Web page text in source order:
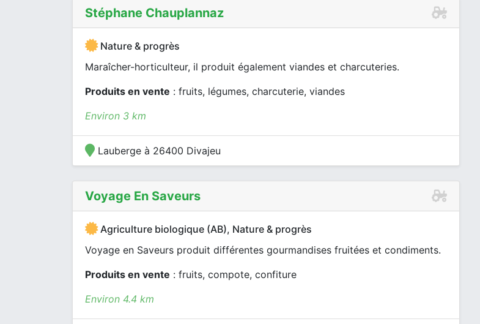
Stéphane Chauplannaz
Nature & progrès
Maraîcher-horticulteur, il produit également viandes et charcuteries.
Produits en vente : fruits, légumes, charcuterie, viandes
Environ 3 km
Lauberge à 26400 Divajeu
Voyage En Saveurs
Agriculture biologique (AB), Nature & progrès
Voyage en Saveurs produit différentes gourmandises fruitées et condiments.
Produits en vente : fruits, compote, confiture
Environ 4.4 km